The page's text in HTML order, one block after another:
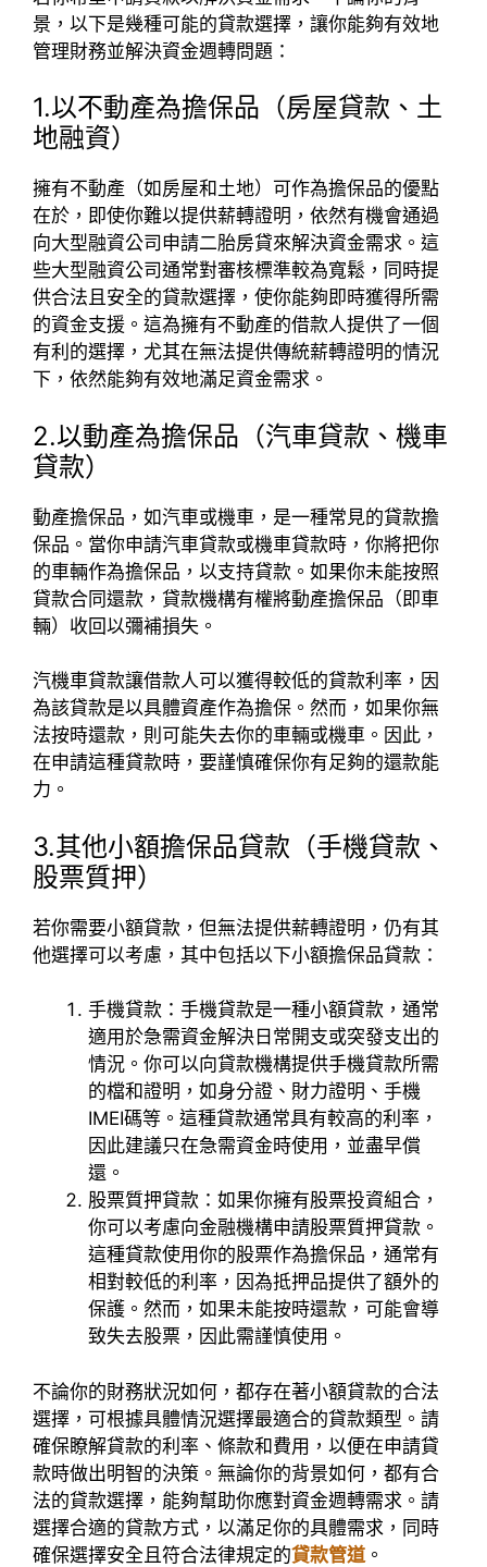
景，以下是幾種可能的貸款選擇，讓你能夠有效地
管理財務並解決資金週轉問題：
1.以不動產為擔保品（房屋貸款、土
地融資）
擁有不動產（如房屋和土地）可作為擔保品的優點
在於，即使你難以提供薪轉證明，依然有機會通過
向大型融資公司申請二胎房貸來解決資金需求。這
些大型融資公司通常對審核標準較為寬鬆，同時提
供合法且安全的貸款選擇，使你能夠即時獲得所需
的資金支援。這為擁有不動產的借款人提供了一個
有利的選擇，尤其在無法提供傳統薪轉證明的情況
下，依然能夠有效地滿足資金需求。
2.以動產為擔保品（汽車貸款、機車
貸款）
動產擔保品，如汽車或機車，是一種常見的貸款擔
保品。當你申請汽車貸款或機車貸款時，你將把你
的車輛作為擔保品，以支持貸款。如果你未能按照
貸款合同還款，貸款機構有權將動產擔保品（即車
輛）收回以彌補損失。
汽機車貸款讓借款人可以獲得較低的貸款利率，因
為該貸款是以具體資產作為擔保。然而，如果你無
法按時還款，則可能失去你的車輛或機車。因此，
在申請這種貸款時，要謹慎確保你有足夠的還款能
力。
3.其他小額擔保品貸款（手機貸款、
股票質押）
若你需要小額貸款，但無法提供薪轉證明，仍有其
他選擇可以考慮，其中包括以下小額擔保品貸款：
手機貸款：手機貸款是一種小額貸款，通常
適用於急需資金解決日常開支或突發支出的
情況。你可以向貸款機構提供手機貸款所需
的檔和證明，如身分證、財力證明、手機
IMEI碼等。這種貸款通常具有較高的利率，
因此建議只在急需資金時使用，並盡早償
還。
股票質押貸款：如果你擁有股票投資組合，
你可以考慮向金融機構申請股票質押貸款。
這種貸款使用你的股票作為擔保品，通常有
相對較低的利率，因為抵押品提供了額外的
保護。然而，如果未能按時還款，可能會導
致失去股票，因此需謹慎使用。
不論你的財務狀況如何，都存在著小額貸款的合法
選擇，可根據具體情況選擇最適合的貸款類型。請
確保瞭解貸款的利率、條款和費用，以便在申請貸
款時做出明智的決策。無論你的背景如何，都有合
法的貸款選擇，能夠幫助你應對資金週轉需求。請
選擇合適的貸款方式，以滿足你的具體需求，同時
確保選擇安全且符合法律規定的貸款管道 。